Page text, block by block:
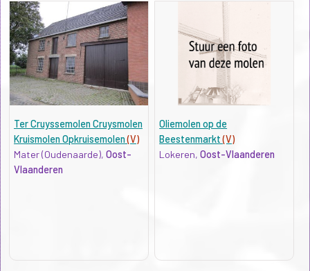
Ter Cruyssemolen Cruysmolen
Kruismolen Opkruisemolen(V)
Mater (Oudenaarde), Oost-
Vlaanderen
Oliemolen op de
Beestenmarkt(V)
Lokeren,Oost-Vlaanderen